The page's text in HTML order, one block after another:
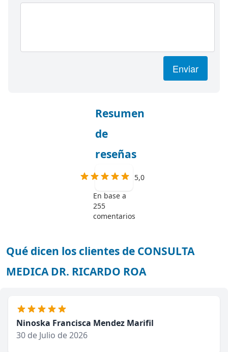
Enviar
Resumen
de
reseñas
5,0
En base a
255
comentarios
Qué dicen los clientes de CONSULTA
MEDICA DR. RICARDO ROA
Ninoska Francisca Mendez Marifil
30 de Julio de 2026